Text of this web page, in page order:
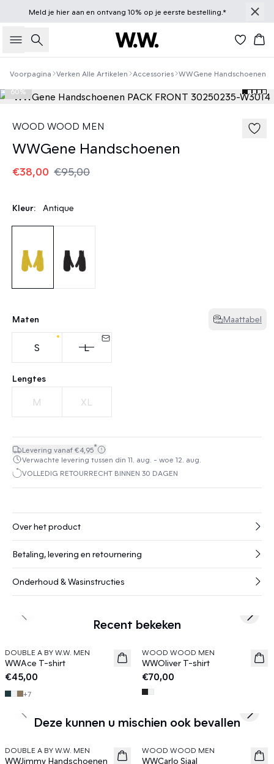
Meld je hieraan en ontvang 10% op je eerste bestelling.*
Zoeken
Voorpagina Verken Alle Artikelen Accessories WWGene Handschoenen
60%
WOOD WOOD MEN
WWGene Handschoenen
€38,00 €95,00
Kleur: Antique
Maten Maattabel
S L
Lengtes
M XL
Levering vanaf €4,95*
Verwachte levering tussen din 11. aug. - woe 12. aug.
VOLLEDIG RETOURRECHT BINNEN 30 DAGEN
Over het product
Betaling, levering en retournering
Onderhoud & Wasinstructies
Recent bekeken
News
DOUBLE A BY W.W. MEN
WWAce T-shirt
€45,00
+7
News
WOOD WOOD MEN
WWOliver T-shirt
€70,00
Previous slide Next
Deze kunnen u mischien ook bevallen
News
DOUBLE A BY W.W. MEN
WWJimmy Handschoenen
News
WOOD WOOD MEN
WWCarlo Sjaal
Previous slide Next